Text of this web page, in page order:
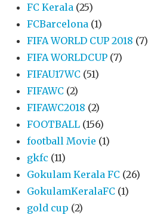
FC Kerala (25)
FCBarcelona (1)
FIFA WORLD CUP 2018 (7)
FIFA WORLDCUP (7)
FIFAU17WC (51)
FIFAWC (2)
FIFAWC2018 (2)
FOOTBALL (156)
football Movie (1)
gkfc (11)
Gokulam Kerala FC (26)
GokulamKeralaFC (1)
gold cup (2)